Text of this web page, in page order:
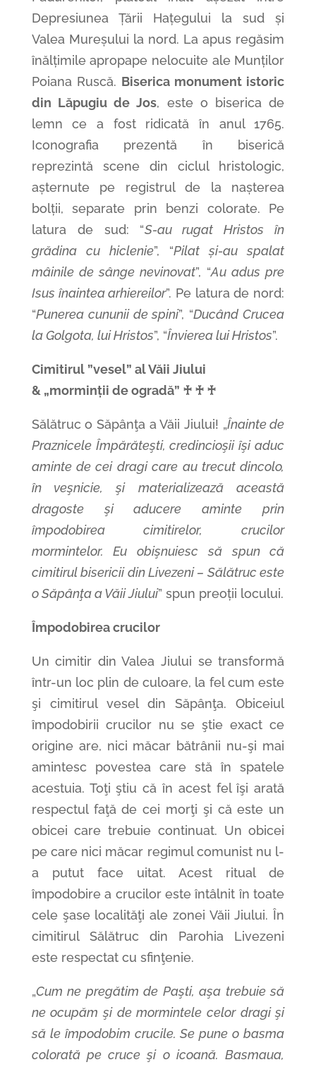
Depresiunea Țării Hațegului la sud și
Valea Mureșului la nord. La apus regăsim
înălțimile apropape nelocuite ale Munților
Poiana Ruscă. Biserica monument istoric
din Lăpugiu de Jos, este o biserica de
lemn ce a fost ridicată în anul 1765.
Iconografia prezentă în biserică
reprezintă scene din ciclul hristologic,
așternute pe registrul de la nașterea
bolții, separate prin benzi colorate. Pe
latura de sud: “S-au rugat Hristos în
grădina cu hiclenie”, “Pilat și-au spalat
mâinile de sânge nevinovat”, “Au adus pre
Isus înaintea arhiereilor”. Pe latura de nord:
“Punerea cununii de spini”, “Ducând Crucea
la Golgota, lui Hristos”, “Învierea lui Hristos”.
Cimitirul ”vesel” al Văii Jiului
& „morminții de ogradă” ♰ ♰ ♰
Sălătruc o Săpânţa a Văii Jiului! „Înainte de
Praznicele Împărăteşti, credincioşii îşi aduc
aminte de cei dragi care au trecut dincolo,
în veşnicie, şi materializează această
dragoste şi aducere aminte prin
împodobirea cimitirelor, crucilor
mormintelor. Eu obişnuiesc să spun că
cimitirul bisericii din Livezeni – Sălătruc este
o Săpânţa a Văii Jiului” spun preoții locului.
Împodobirea crucilor
Un cimitir din Valea Jiului se transformă
într-un loc plin de culoare, la fel cum este
şi cimitirul vesel din Săpânţa. Obiceiul
împodobirii crucilor nu se ştie exact ce
origine are, nici măcar bătrânii nu-şi mai
amintesc povestea care stă în spatele
acestuia. Toţi ştiu că în acest fel îşi arată
respectul faţă de cei morţi şi că este un
obicei care trebuie continuat. Un obicei
pe care nici măcar regimul comunist nu l-
a putut face uitat. Acest ritual de
împodobire a crucilor este întâlnit în toate
cele şase localităţi ale zonei Văii Jiului. În
cimitirul Sălătruc din Parohia Livezeni
este respectat cu sfinţenie.
„Cum ne pregătim de Paşti, aşa trebuie să
ne ocupăm şi de mormintele celor dragi şi
să le împodobim crucile. Se pune o basma
colorată pe cruce şi o icoană. Basmaua,